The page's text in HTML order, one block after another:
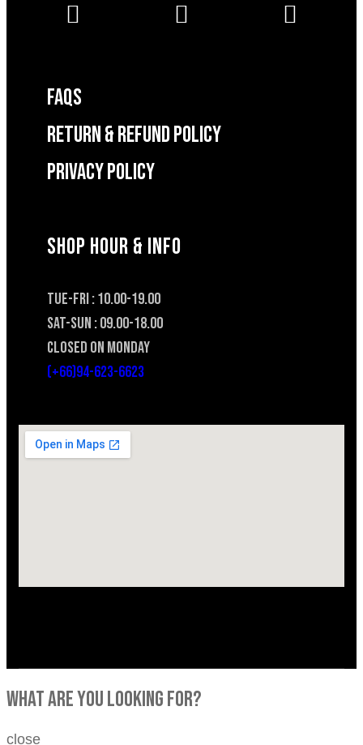
FAQS
RETURN & REFUND POLICY
Privacy Policy
SHOP HOUR & INFO
TUE-FRI : 10.00-19.00
SAT-SUN : 09.00-18.00
CLOSED ON MONDAY
(+66)94-623-6623
what are you looking for?
close